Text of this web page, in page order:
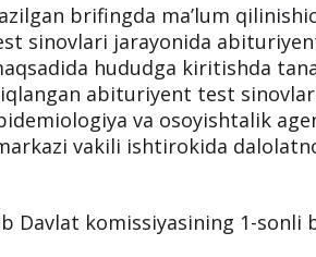
brifingda ma’lum
sinovlari jarayonida
hududga kiritishda
abituriyent test
va osoyishtalik
vakili ishtirokida
Davlat komissiyasining 1-sonli